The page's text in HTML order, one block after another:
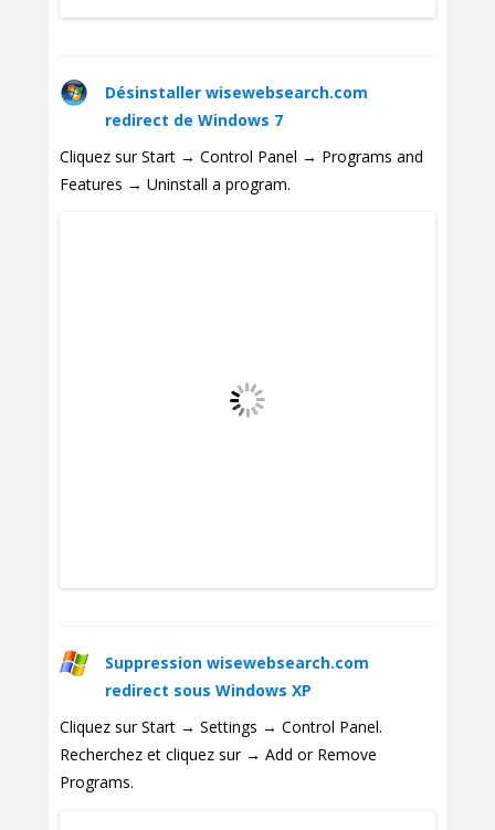
Désinstaller wisewebsearch.com
redirect de Windows 7
Cliquez sur Start → Control Panel → Programs and
Features → Uninstall a program.
Suppression wisewebsearch.com
redirect sous Windows XP
Cliquez sur Start → Settings → Control Panel.
Recherchez et cliquez sur → Add or Remove
Programs.